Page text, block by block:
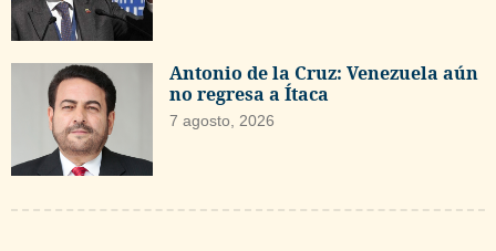
Antonio de la Cruz: Venezuela aún
no regresa a Ítaca
7 agosto, 2026